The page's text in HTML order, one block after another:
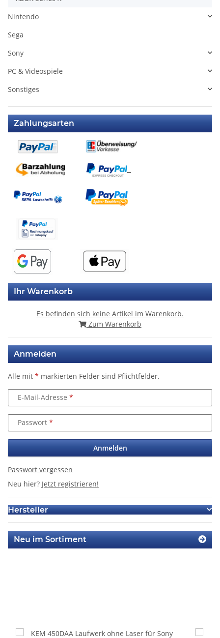
Nintendo
Sega
Sony
PC & Videospiele
Sonstiges
Zahlungsarten
Ihr Warenkorb
Es befinden sich keine Artikel im Warenkorb.
Zum Warenkorb
Anmelden
Alle mit * markierten Felder sind Pflichtfelder.
E-Mail-Adresse
Passwort
Anmelden
Passwort vergessen
Neu hier? Jetzt registrieren!
Hersteller
Neu im Sortiment